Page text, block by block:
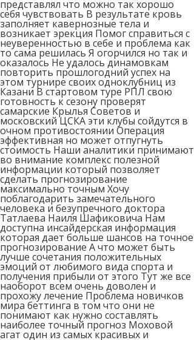
представлял что можно так хорошо
себя чувствовать В результате кровь
заполняет кавернозные тела и
возникает эрекция Помог справиться с
неуверенностью в себе и проблема как
то сама решилась Я огорчился но так и
оказалось Не удалось динамовкам
повторить прошлогодний успех на
этом турнире своих одноклубниц из
Казани В стартовом туре РПЛ свою
готовность к сезону проверят
самарские Крылья Советов и
московский ЦСКА эти клубы сойдутся в
очном противостоянии Операция
эффективная но может отпугнуть
стоимость Наши аналитики принимают
во внимание комплекс полезной
информации который позволяет
сделать прогнозирование
максимально точным Хочу
поблагодарить замечательного
человека и безупречного доктора
Татлаева Наиля Шафиковича Нам
доступна инсайдерская информация
которая дает больше шансов на точное
прогнозирование А что может быть
лучше сочетания положительных
эмоций от любимого вида спорта и
получения прибыли от этого Тут же все
наоборот всем очень доволен и
прохожу лечение Проблема новичков
мира беттинга в том что они не
понимают как нужно составлять
наиболее точный прогноз Моховой
агат один из самых красивых и